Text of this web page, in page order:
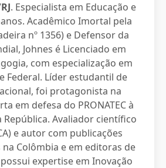
. Especialista em Educação e
Acadêmico Imortal pela
nº 1356) e Defensor da
Johnes é Licenciado em
com especialização em
Federal. Líder estudantil de
foi protagonista na
em defesa do PRONATEC à
República. Avaliador científico
e autor com publicações
Colômbia e em editoras de
expertise em Inovação